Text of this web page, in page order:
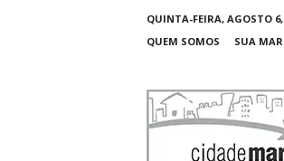
QUINTA-FEIRA, AGOSTO 6,
QUEM SOMOS
SUA
C
d